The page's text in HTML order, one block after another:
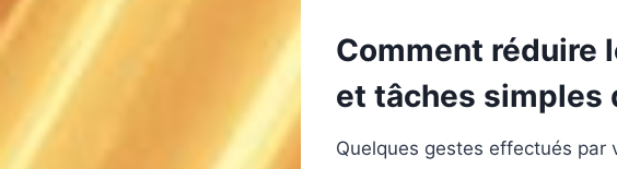
Comment réduire
et tâches simples
Quelques gestes effectués par